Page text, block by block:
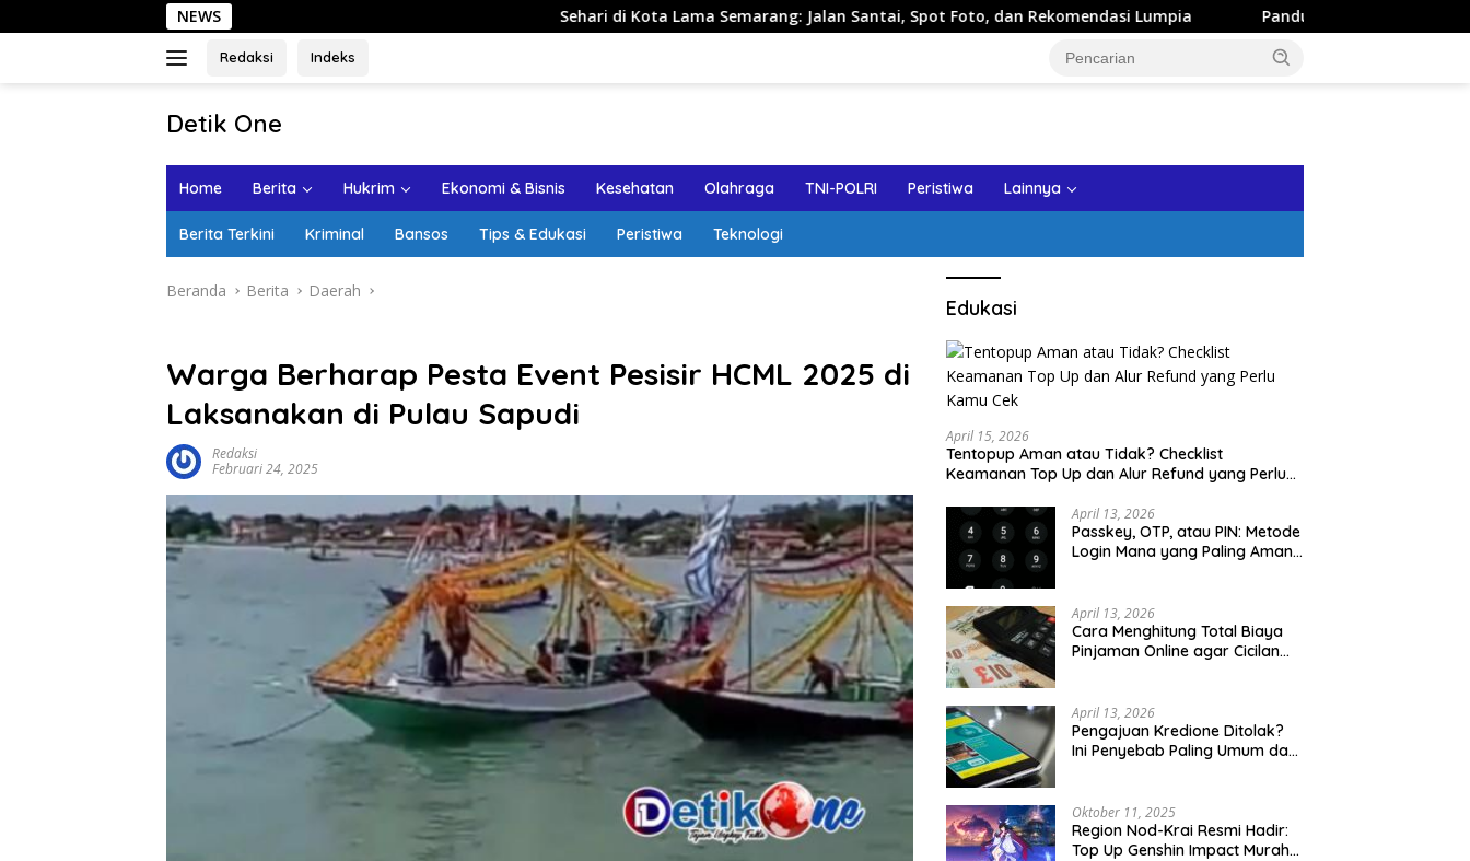
ke
NEWS Sehari di Kota Lama Semarang: Jalan Santai, Spot Foto, dan Rekomendasi Lumpia Panduan Wisata Keluarga ke Kota Batu:
Redaksi Indeks
Detik One
Ungkap
Home Berita Hukrim Ekonomi & Bisnis Kesehatan Olahraga TNI-POLRI Peristiwa Lainnya
Berita Terkini Kriminal Bansos Tips & Edukasi Peristiwa Teknologi
Beranda Berita Daerah
Warga Berharap Pesta Event Pesisir HCML 2025 di
Laksanakan di Pulau Sapudi
Redaksi
Februari 24, 2025
Edukasi
April 15, 2026
Tentopup Aman atau Tidak? Checklist
Keamanan Top Up dan Alur Refund yang Perlu
April 13, 2026
Passkey, OTP, atau PIN: Metode
Login Mana yang Paling Aman
April 13, 2026
Cara Menghitung Total Biaya
Pinjaman Online agar Cicilan
April 13, 2026
Pengajuan Kredione Ditolak?
Ini Penyebab Paling Umum dan
Oktober 11, 2025
Region Nod-Krai Resmi Hadir:
Top Up Genshin Impact Murah